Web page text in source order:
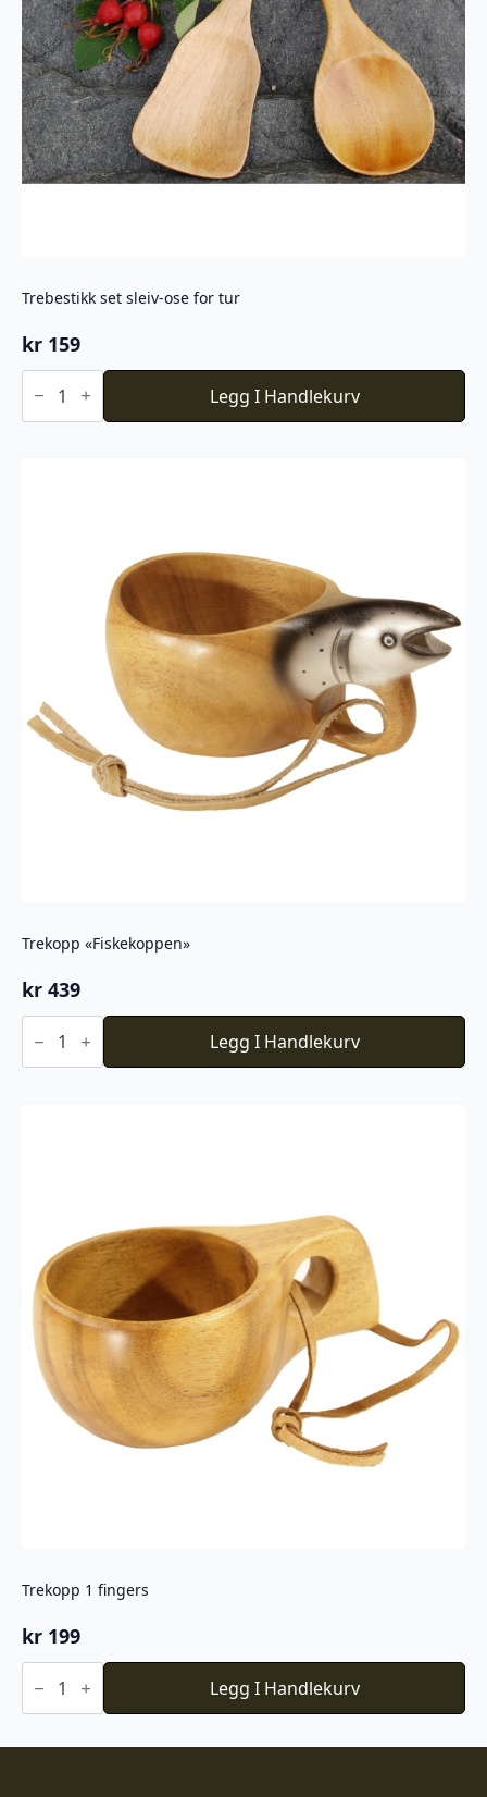
Trebestikk set sleiv-ose for tur
kr 159
Trebestikk
set
ose
Legg I Handlekurv
Trekopp «Fiskekoppen»
kr 439
Trekopp
"Fiskekoppen" Legg I Handlekurv
Trekopp 1 fingers
kr 199
Trekopp
antall
Legg I Handlekurv